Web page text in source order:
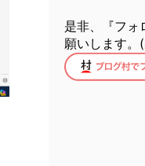
是非、『フォ
願いします